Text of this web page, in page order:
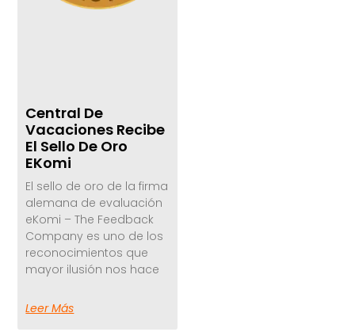
Central De
Vacaciones Recibe
El Sello De Oro
EKomi
El sello de oro de la firma
alemana de evaluación
eKomi – The Feedback
Company es uno de los
reconocimientos que
mayor ilusión nos hace
Leer Más